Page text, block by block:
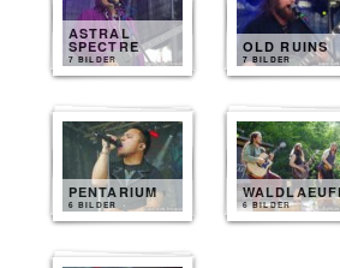
ASTRAL
SPECTRE
7 BILDER
OLD RUINS
7 BILDER
PENTARIUM
6 BILDER 6 BILDER